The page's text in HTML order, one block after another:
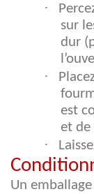
·
sur
dur
·
est
et de
·
Un